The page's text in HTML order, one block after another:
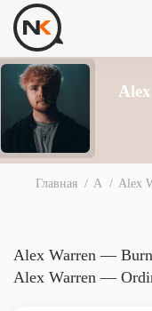
Главная A Alex
Alex Warren —
Alex Warren —